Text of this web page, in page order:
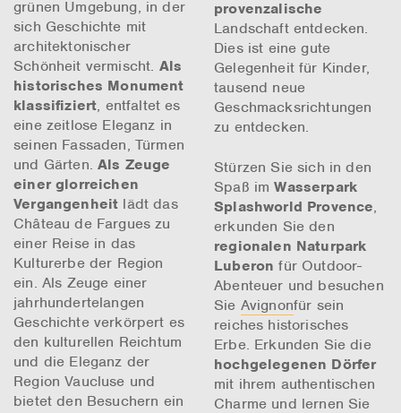
grünen Umgebung, in der
sich Geschichte mit
architektonischer
Schönheit vermischt. Als
historisches Monument
klassifiziert, entfaltet es
eine zeitlose Eleganz in
seinen Fassaden, Türmen
und Gärten.Als Zeuge
einer glorreichen
Vergangenheit lädt das
Château de Fargues zu
einer Reise in das
Kulturerbe der Region
ein. Als Zeuge einer
jahrhundertelangen
Geschichte verkörpert es
den kulturellen Reichtum
und die Eleganz der
Region Vaucluse und
bietet den Besuchern ein
provenzalische
Landschaft entdecken.
Dies ist eine gute
Gelegenheit für Kinder,
tausend neue
Geschmacksrichtungen
zu entdecken.
Stürzen Sie sich in den
Spaß imWasserpark
Splashworld Provence,
erkunden Sie den
regionalen Naturpark
Luberon für Outdoor-
Abenteuer und besuchen
Sie Avignonfür sein
reiches historisches
Erbe. Erkunden Sie die
hochgelegenen Dörfer
mit ihrem authentischen
Charme und lernen Sie